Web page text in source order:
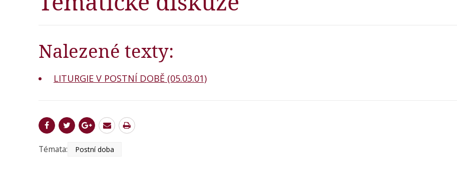
Nalezené texty:
LITURGIE V POSTNÍ DOBĚ (05.03.01)
Témata: Postní doba